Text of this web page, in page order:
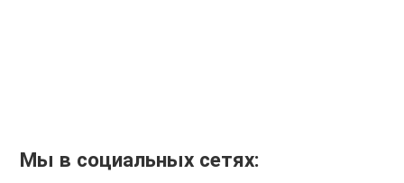
Мы в социальных сетях: